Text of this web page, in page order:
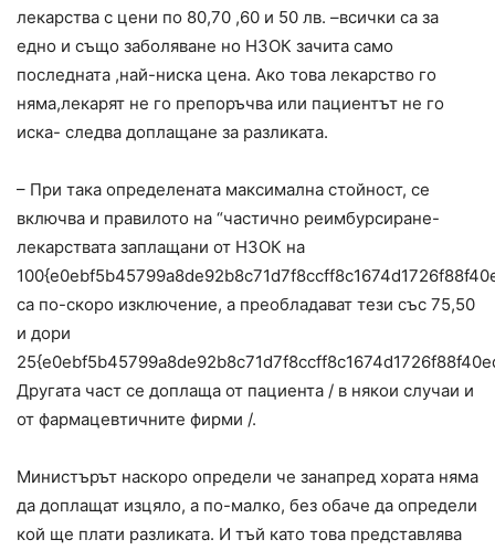
лекарства с цени по 80,70 ,60 и 50 лв. –всички са за
едно и също заболяване но НЗОК зачита само
последната ,най-ниска цена. Ако това лекарство го
няма,лекарят не го препоръчва или пациентът не го
иска- следва доплащане за разликата.
– При така определената максимална стойност, се
включва и правилото на “частично реимбурсиране-
лекарствата заплащани от НЗОК на
са по-скоро изключение, а преобладават тези със 75,50
и дори
Другата част се доплаща от пациента / в някои случаи и
от фармацевтичните фирми /.
Министърът наскоро определи че занапред хората няма
да доплащат изцяло, а по-малко, без обаче да определи
кой ще плати разликата. И тъй като това представлява